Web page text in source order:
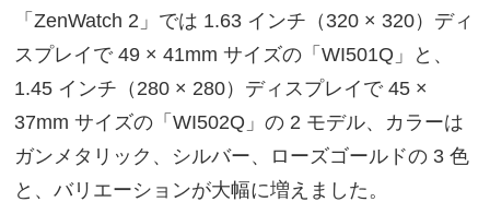
「ZenWatch 2」では 1.63 インチ（320 × 320）ディ
スプレイで 49 × 41mm サイズの「WI501Q」と、
1.45 インチ（280 × 280）ディスプレイで 45 ×
37mm サイズの「WI502Q」の 2 モデル、カラーは
ガンメタリック、シルバー、ローズゴールドの 3 色
と、バリエーションが大幅に増えました。